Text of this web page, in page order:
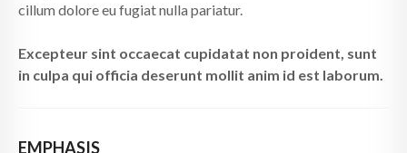
cillum dolore eu fugiat nulla pariatur.
Excepteur sint occaecat cupidatat non proident, sunt
in culpa qui officia deserunt mollit anim id est laborum.
EMPHASIS